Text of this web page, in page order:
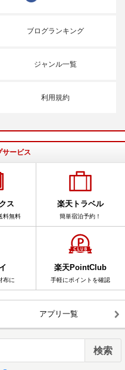
ブログランキング
ジャンル一覧
利用規約
サービス
ス
料無料
楽天トラベル
簡単宿泊予約！
布に
楽天PointClub
手軽にポイントを確認
アプリ一覧